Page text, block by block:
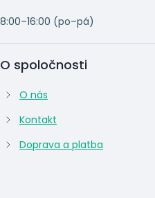
8:00–16:00 (po–pá)
O spoločnosti
O nás
Kontakt
Doprava a platba